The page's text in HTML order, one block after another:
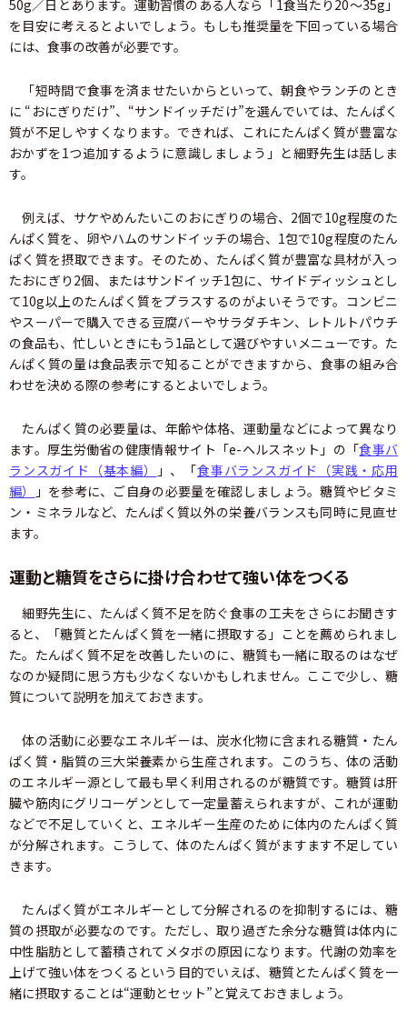
50g／日とあります。運動習慣のある人なら「1食当たり20〜35g」
を目安に考えるとよいでしょう。もしも推奨量を下回っている場合
には、食事の改善が必要です。
「短時間で食事を済ませたいからといって、朝食やランチのとき
に “おにぎりだけ”、“サンドイッチだけ”を選んでいては、たんぱく
質が不足しやすくなります。できれば、これにたんぱく質が豊富な
おかずを1つ追加するように意識しましょう」と細野先生は話しま
す。
例えば、サケやめんたいこのおにぎりの場合、2個で10g程度のた
んぱく質を、卵やハムのサンドイッチの場合、1包で10g程度のたん
ぱく質を摂取できます。そのため、たんぱく質が豊富な具材が入っ
たおにぎり2個、またはサンドイッチ1包に、サイドディッシュとし
て10g以上のたんぱく質をプラスするのがよいそうです。コンビニ
やスーパーで購入できる豆腐バーやサラダチキン、レトルトパウチ
の食品も、忙しいときにもう1品として選びやすいメニューです。た
んぱく質の量は食品表示で知ることができますから、食事の組み合
わせを決める際の参考にするとよいでしょう。
たんぱく質の必要量は、年齢や体格、運動量などによって異なり
ます。厚生労働省の健康情報サイト「e-ヘルスネット」の「食事バ
ランスガイド（基本編）
」、「食事バランスガイド（実践・応用
編）
」を参考に、ご自身の必要量を確認しましょう。糖質やビタミ
ン・ミネラルなど、たんぱく質以外の栄養バランスも同時に見直せ
ます。
運動と糖質をさらに掛け合わせて強い体をつくる
細野先生に、たんぱく質不足を防ぐ食事の工夫をさらにお聞きす
ると、「糖質とたんぱく質を一緒に摂取する」ことを薦められまし
た。たんぱく質不足を改善したいのに、糖質も一緒に取るのはなぜ
なのか疑問に思う方も少なくないかもしれません。ここで少し、糖
質について説明を加えておきます。
体の活動に必要なエネルギーは、炭水化物に含まれる糖質・たん
ぱく質・脂質の三大栄養素から生産されます。このうち、体の活動
のエネルギー源として最も早く利用されるのが糖質です。糖質は肝
臓や筋肉にグリコーゲンとして一定量蓄えられますが、これが運動
などで不足していくと、エネルギー生産のために体内のたんぱく質
が分解されます。こうして、体のたんぱく質がますます不足してい
きます。
たんぱく質がエネルギーとして分解されるのを抑制するには、糖
質の摂取が必要なのです。ただし、取り過ぎた余分な糖質は体内に
中性脂肪として蓄積されてメタボの原因になります。代謝の効率を
上げて強い体をつくるという目的でいえば、糖質とたんぱく質を一
緒に摂取することは“運動とセット”と覚えておきましょう。